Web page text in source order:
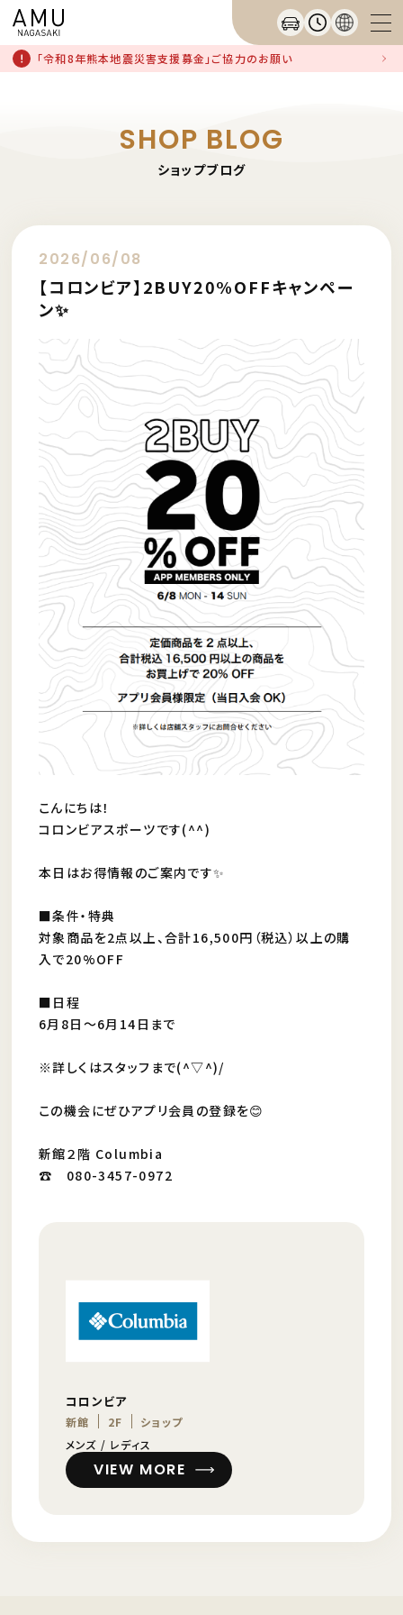
「令和8年熊本地震災害支援募金」ご協力のお願い
SHOP BLOG
ショップブログ
2026/06/08
【コロンビア】2BUY20%OFFキャンペー
ン✨
こんにちは！
コロンビアスポーツです(^^)
本日はお得情報のご案内です✨
■条件・特典
対象商品を2点以上、合計16,500円（税込）以上の購
入で20%OFF
■日程
6月8日～6月14日まで
※詳しくはスタッフまで(^▽^)/
この機会にぜひアプリ会員の登録を😊
新館２階 Columbia
☎ 080-3457-0972
コロンビア
新館 2F
ショップ
メンズ / レディス
VIEW MORE